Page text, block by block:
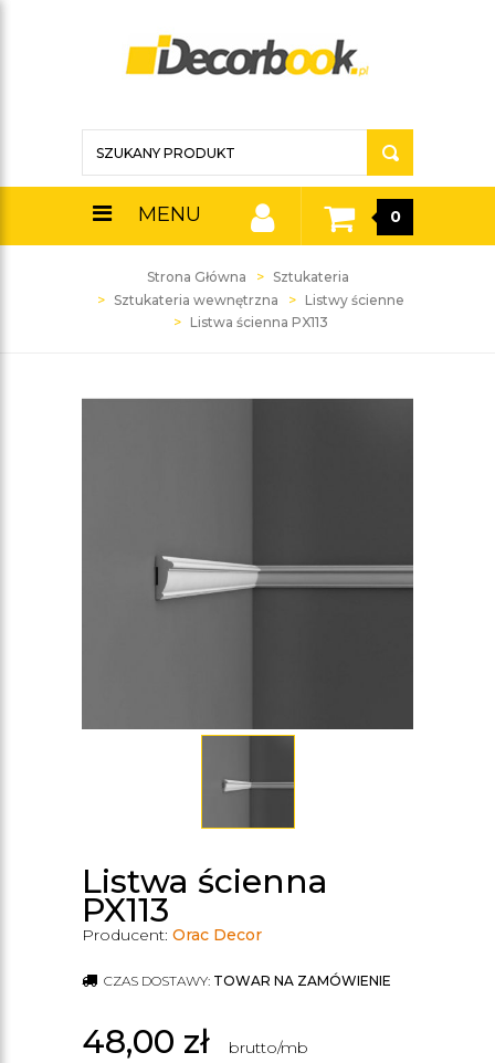
MENU 0
Strona Główna
Sztukateria
Sztukateria wewnętrzna
Listwy ścienne
Listwa ścienna PX113
Listwa ścienna
PX113
Producent: Orac Decor
CZAS DOSTAWY: TOWAR NA ZAMÓWIENIE
48,00 zł
brutto/mb